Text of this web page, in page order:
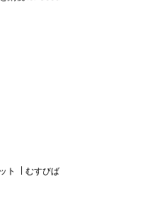
ト むすびば